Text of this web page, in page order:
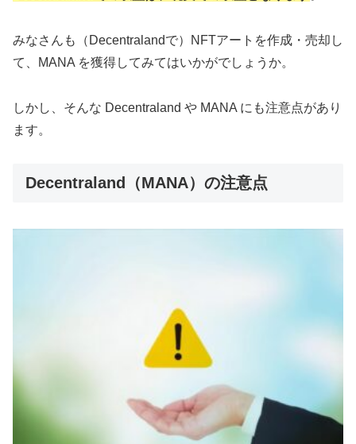
みなさんも（Decentralandで）NFTアートを作成・売却し
て、MANA を獲得してみてはいかがでしょうか。
しかし、そんな Decentraland や MANA にも注意点があり
ます。
Decentraland（MANA）の注意点